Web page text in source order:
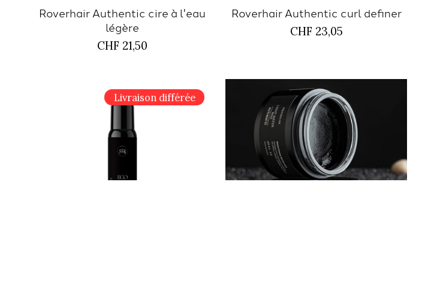
Roverhair Authentic cire à l'eau
légère
CHF 21,50
Roverhair Authentic curl definer
CHF 23,05
Livraison différée